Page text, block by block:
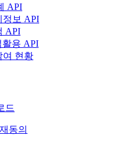
API
정보 API
API
활용 API
여 현황
드
동의